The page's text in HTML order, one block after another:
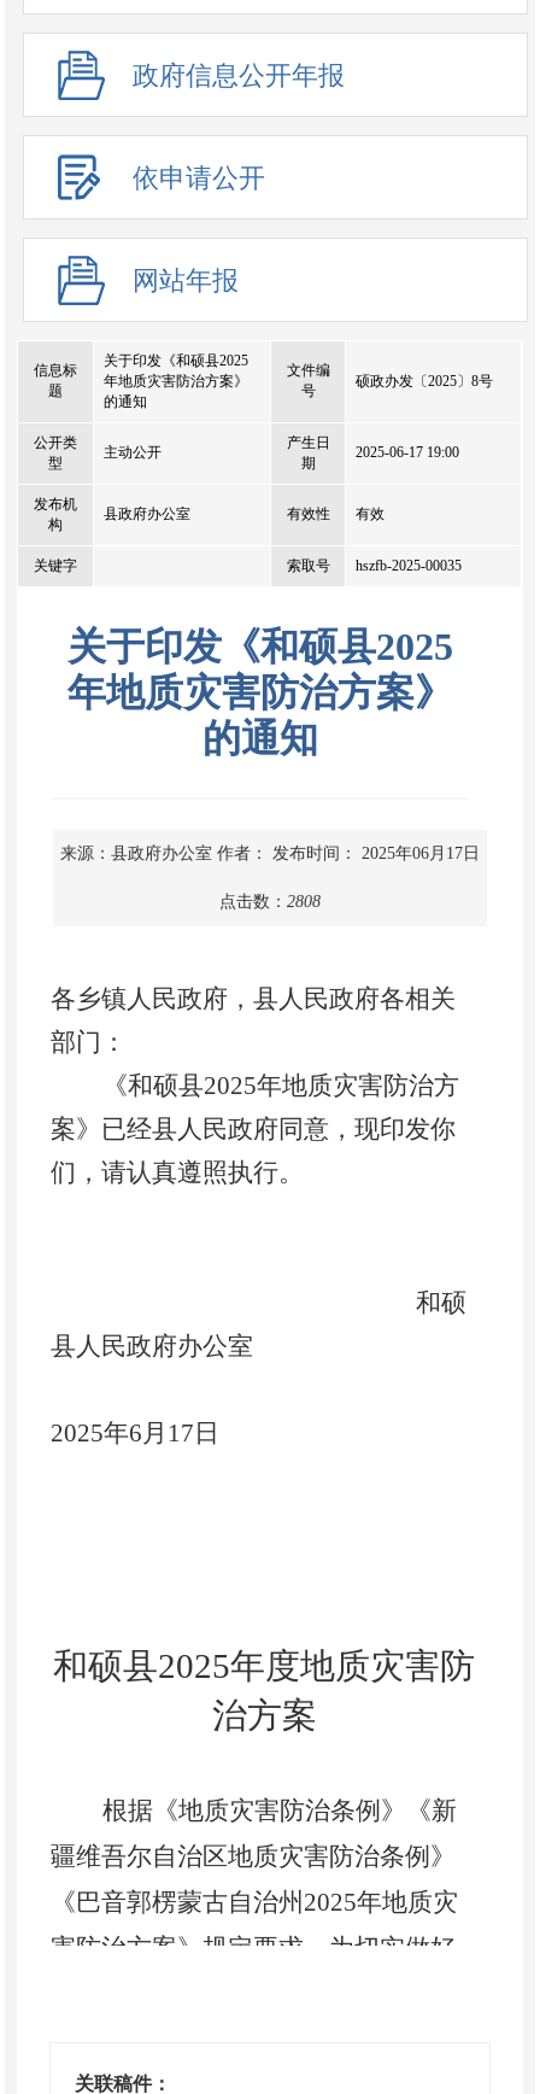
政府信息公开年报
依申请公开
网站年报
信息标
题
关于印发《和硕县2025
年地质灾害防治方案》
的通知
文件编
号
硕政办发〔2025〕8号
公开类
型
主动公开
产生日
期
2025-06-17 19:00
发布机
构
县政府办公室 有效性 有效
关键字 索取号 hszfb-2025-00035
关于印发《和硕县2025
年地质灾害防治方案》
的通知
来源：县政府办公室 作者： 发布时间： 2025年06月17日
点击数： 2808
各乡镇人民政府，县人民政府各相关
部门：
《和硕县2025年地质灾害防治方
案》已经县人民政府同意，现印发你
们，请认真遵照执行。
和硕
县人民政府办公室
2025年6月 17 日
和硕县2025年度地质灾害防
治方案
根据《地质灾害防治条例》《新
疆维吾尔自治区地质灾害防治条例》
《巴音郭楞蒙古自治州 2025年地质灾
害防治方案》规定要求，为切实做好
失，全力保障人民群众生命财产安
关联稿件：